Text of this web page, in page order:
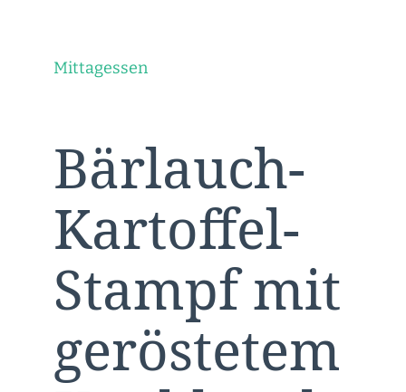
Mittagessen
Bärlauch-
Kartoffel-
Stampf mit
geröstetem